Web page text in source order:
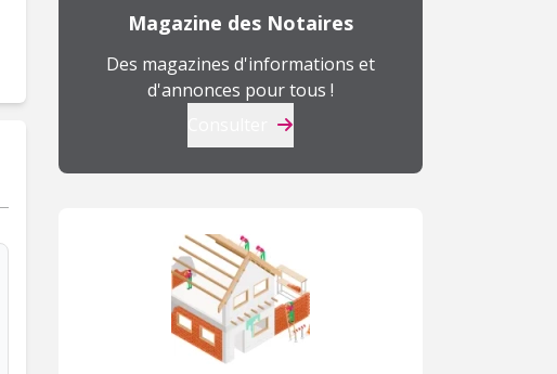
Magazine des Notaires
Des magazines d'informations et
d'annonces pour tous !